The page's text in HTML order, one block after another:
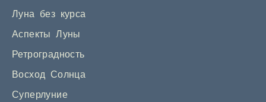
Луна без курса
Аспекты Луны
Ретроградность
Восход Солнца
Суперлуние